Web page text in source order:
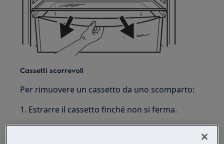
Cassetti scorrevoli
Per rimuovere un cassetto da uno scomparto:
1. Estrarre il cassetto finché non si ferma.
2. Una volta raggiunta la fine delle guide,